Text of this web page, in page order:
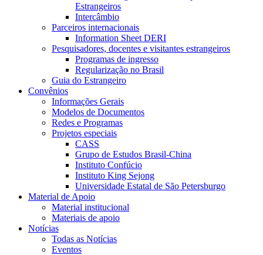
Estrangeiros
Intercâmbio
Parceiros internacionais
Information Sheet DERI
Pesquisadores, docentes e visitantes estrangeiros
Programas de ingresso
Regularização no Brasil
Guia do Estrangeiro
Convênios
Informações Gerais
Modelos de Documentos
Redes e Programas
Projetos especiais
CASS
Grupo de Estudos Brasil-China
Instituto Confúcio
Instituto King Sejong
Universidade Estatal de São Petersburgo
Material de Apoio
Material institucional
Materiais de apoio
Notícias
Todas as Notícias
Eventos